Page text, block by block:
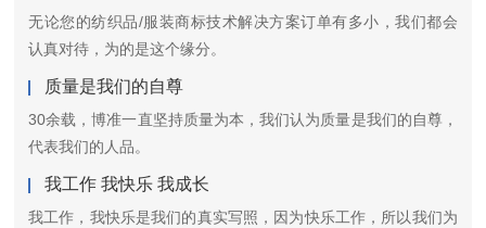
无论您的纺织品/服装商标技术解决方案订单有多小，我们都会
认真对待，为的是这个缘分。
质量是我们的自尊
30余载，博准一直坚持质量为本，我们认为质量是我们的自尊，
代表我们的人品。
我工作 我快乐 我成长
我工作，我快乐是我们的真实写照，因为快乐工作，所以我们为